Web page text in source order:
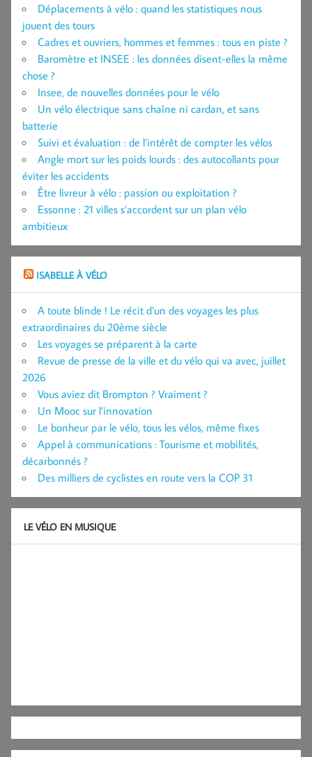
Déplacements à vélo : quand les statistiques nous
jouent des tours
Cadres et ouvriers, hommes et femmes : tous en piste ?
Baromètre et INSEE : les données disent-elles la même
chose ?
Insee, de nouvelles données pour le vélo
Un vélo électrique sans chaîne ni cardan, et sans
batterie
Suivi et évaluation : de l’intérêt de compter les vélos
Angle mort sur les poids lourds : des autocollants pour
éviter les accidents
Être livreur à vélo : passion ou exploitation ?
Essonne : 21 villes s’accordent sur un plan vélo
ambitieux
ISABELLE À VÉLO
A toute blinde ! Le récit d’un des voyages les plus
extraordinaires du 20ème siècle
Les voyages se préparent à la carte
Revue de presse de la ville et du vélo qui va avec, juillet
2026
Vous aviez dit Brompton ? Vraiment ?
Un Mooc sur l’innovation
Le bonheur par le vélo, tous les vélos, même fixes
Appel à communications : Tourisme et mobilités,
décarbonnés ?
Des milliers de cyclistes en route vers la COP 31
LE VÉLO EN MUSIQUE